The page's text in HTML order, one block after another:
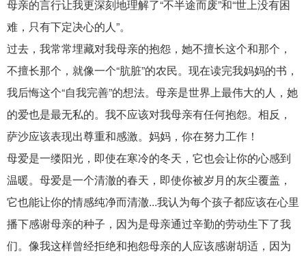
母亲的言行让我更深刻地理解了“不半途而废”和“世上没有困
难，只有下定决心的人”。
过去，我常常埋藏对我母亲的抱怨，她不擅长这个和那个，
不擅长那个，就像一个“肮脏”的农民。现在读完我妈妈的书，
我后悔这个“自我完善”的想法。母亲是世界上最伟大的人，她
的爱也是最无私的。我不应该对我母亲有任何抱怨。相反，
萨沙应该表现出尊重和感激。妈妈，你在努力工作！
母爱是一缕阳光，即使在寒冷的冬天，它也会让你的心感到
温暖。母爱是一个清澈的春天，即使你被岁月的灰尘覆盖，
它也能让你的情感纯净而清澈...我认为每个孩子都应该在心里
播下感谢母亲的种子，因为是母亲通过辛勤的劳动生下了我
们。像我这样曾经拒绝和抱怨母亲的人应该感谢胡适，因为